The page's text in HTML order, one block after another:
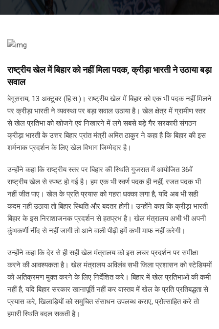
राष्ट्रीय खेल में बिहार को नहीं मिला पदक, क्रीड़ा भारती ने उठाया बड़ा
सवाल
बेगूसराय, 13 अक्टूबर (हि.स.)। राष्ट्रीय खेल में बिहार को एक भी पदक नहीं मिलने
पर क्रीड़ा भारती ने व्यवस्था पर बड़ा सवाल उठाया है। खेल क्षेत्र में ग्रामीण स्तर
से खेल प्रतिभा को खोजने एवं निखारने में लगे सबसे बड़े गैर सरकारी संगठन
क्रीड़ा भारती के उत्तर बिहार प्रांत मंत्री अमित ठाकुर ने कहा है कि बिहार की इस
शर्मनाक प्रदर्शन के लिए खेल विभाग जिम्मेदार है।
उन्होंने कहा कि राष्ट्रीय स्तर पर बिहार की स्थिति गुजरात में आयोजित 36वें
राष्ट्रीय खेल से स्पष्ट हो गई है। हम एक भी स्वर्ण पदक ही नहीं, रजत पदक भी
नहीं जीत पाए। खेल के प्रति प्रयास को गहरा धक्का लगा है, यदि अब भी सही
कदम नहीं उठाया तो बिहार स्थिति और बदतर होगी। उन्होंने कहा कि क्रीड़ा भारती
बिहार के इस निराशाजनक प्रदर्शन से हतप्रभ है। खेल मंत्रालय अभी भी अपनी
कुंभकर्णी नींद से नहीं जागी तो आने वाली पीढ़ी हमें कभी माफ नहीं करेगी।
उन्होंने कहा कि देर से ही सही खेल मंत्रालय को इस लचर प्रदर्शन पर समीक्षा
करने की आवश्यकता है। खेल मंत्रालय अविलंब सभी जिला प्रशासन को स्टेडियमों
को अतिक्रमण मुक्त करने के लिए निर्देशित करे। बिहार में खेल प्रतिभाओं की कमी
नहीं है, यदि बिहार सरकार खानापूर्ति नहीं कर वास्तव में खेल के प्रति प्रतिबद्धता से
प्रयास करे, खिलाड़ियों को समुचित संसाधन उपलब्ध कराए, प्रोत्साहित करे तो
हमारी स्थिति बदल सकती है।